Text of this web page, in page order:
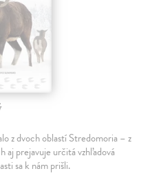
z dvoch oblastí Stredomoria – z
aj prejavuje určitá vzhľadová
sa k nám prišli.